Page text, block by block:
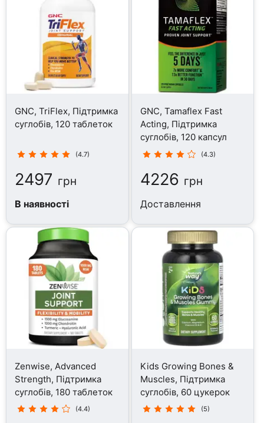
GNC, TriFlex, Підтримка
суглобів, 120 таблеток
(4.7)
2497 грн
В наявності
GNC, Tamaflex Fast
Acting, Підтримка
суглобів, 120 капсул
(4.3)
4226 грн
Доставлення
Zenwise, Advanced
Strength, Підтримка
суглобів, 180 таблеток
(4.4)
Kids Growing Bones &
Muscles, Підтримка
суглобів, 60 цукерок
(5)